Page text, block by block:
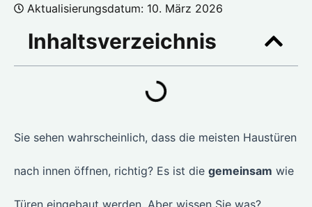
Aktualisierungsdatum: 10. März 2026
Inhaltsverzeichnis
Sie sehen wahrscheinlich, dass die meisten Haustüren
nach innen öffnen, richtig? Es ist die gemeinsam wie